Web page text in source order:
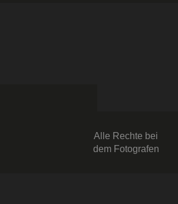
Alle Rechte bei
dem Fotografen